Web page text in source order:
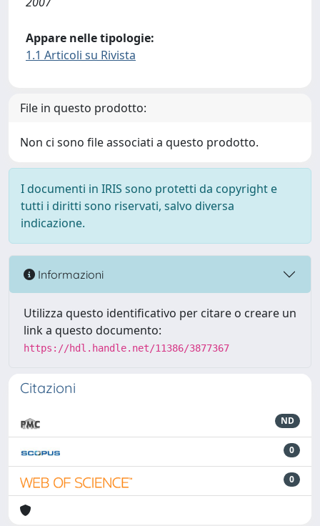
Appare nelle tipologie:
1.1 Articoli su Rivista
File in questo prodotto:
Non ci sono file associati a questo prodotto.
I documenti in IRIS sono protetti da copyright e
tutti i diritti sono riservati, salvo diversa
indicazione.
Informazioni
Utilizza questo identificativo per citare o creare un
link a questo documento:
https://hdl.handle.net/11386/3877367
Citazioni
ND
0
0